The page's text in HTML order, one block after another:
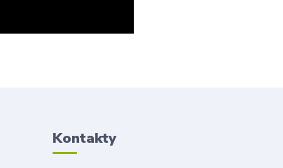
Kontakty